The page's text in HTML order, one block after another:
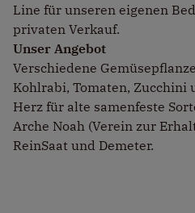
Line für unseren eigenen
privaten Verkauf.
Unser Angebot
Verschiedene
Kohlrabi, Tomaten, Zucchini
Herz für alte samenfeste
Arche Noah (Verein zur
ReinSaat und Demeter.